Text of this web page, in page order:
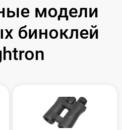
модели
биноклей